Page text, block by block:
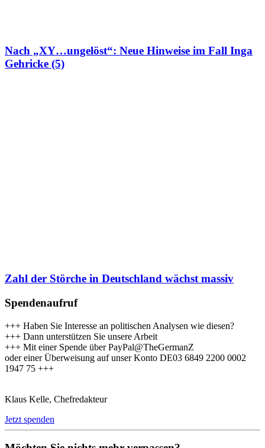
Nach „XY…ungelöst“: Neue Hinweise im Fall Inga
Gehricke (5)
Zahl der Störche in Deutschland wächst massiv
Spendenaufruf
+++ Haben Sie Interesse an politischen Analysen wie diesen?
+++ Dann unterstützen Sie unsere Arbeit
+++ Mit einer Spende über PayPal@TheGermanZ
oder einer Überweisung auf unser Konto DE03 6849 2200 0002
1947 75 +++
Klaus Kelle, Chefredakteur
Jetzt spenden